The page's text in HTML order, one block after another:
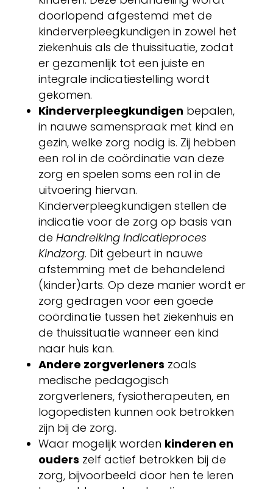
doorlopend afgestemd met de
kinderverpleegkundigen in zowel het
ziekenhuis als de thuissituatie, zodat
er gezamenlijk tot een juiste en
integrale indicatiestelling wordt
gekomen.
Kinderverpleegkundigen bepalen,
in nauwe samenspraak met kind en
gezin, welke zorg nodig is. Zij hebben
een rol in de coördinatie van deze
zorg en spelen soms een rol in de
uitvoering hiervan.
Kinderverpleegkundigen stellen de
indicatie voor de zorg op basis van
de Handreiking Indicatieproces
Kindzorg. Dit gebeurt in nauwe
afstemming met de behandelend
(kinder)arts. Op deze manier wordt er
zorg gedragen voor een goede
coördinatie tussen het ziekenhuis en
de thuissituatie wanneer een kind
naar huis kan.
Andere zorgverleners zoals
medische pedagogisch
zorgverleners, fysiotherapeuten, en
logopedisten kunnen ook betrokken
zijn bij de zorg.
Waar mogelijk worden kinderen en
ouders zelf actief betrokken bij de
zorg, bijvoorbeeld door hen te leren